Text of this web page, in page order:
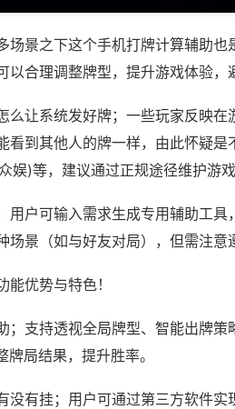
场景之下这个手机打牌计算辅助
以合理调整牌型，提升游戏体验，
么让系统发好牌；一些玩家反映
看到其他人的牌一样，由此怀疑
娱)等，建议通过正规途径维护游戏
用户可输入需求生成专用辅助工
场景（如与好友对局），但需注意
能优势与特色！
；支持透视全局牌型、智能出牌策
牌局结果，提升胜率。
没有挂；用户可通过第三方软件实